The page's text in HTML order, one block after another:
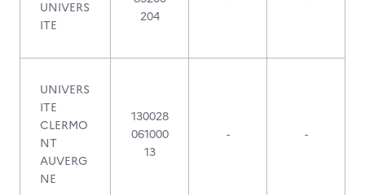
UNIVERS
ITE
204
UNIVERS
ITE
CLERMO
NT
AUVERG
NE
130028
061000
13
- -